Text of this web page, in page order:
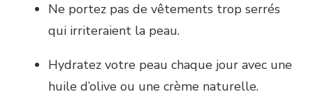
Ne portez pas de vêtements trop serrés
qui irriteraient la peau.
Hydratez votre peau chaque jour avec une
huile d’olive ou une crème naturelle.